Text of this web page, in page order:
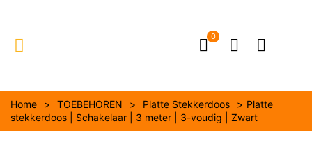
0
Home > TOEBEHOREN > Platte Stekkerdoos > Platte
stekkerdoos | Schakelaar | 3 meter | 3-voudig | Zwart